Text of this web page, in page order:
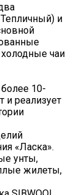
и
чаи
10-
и реализует
«Ласка».
унты,
жилеты,